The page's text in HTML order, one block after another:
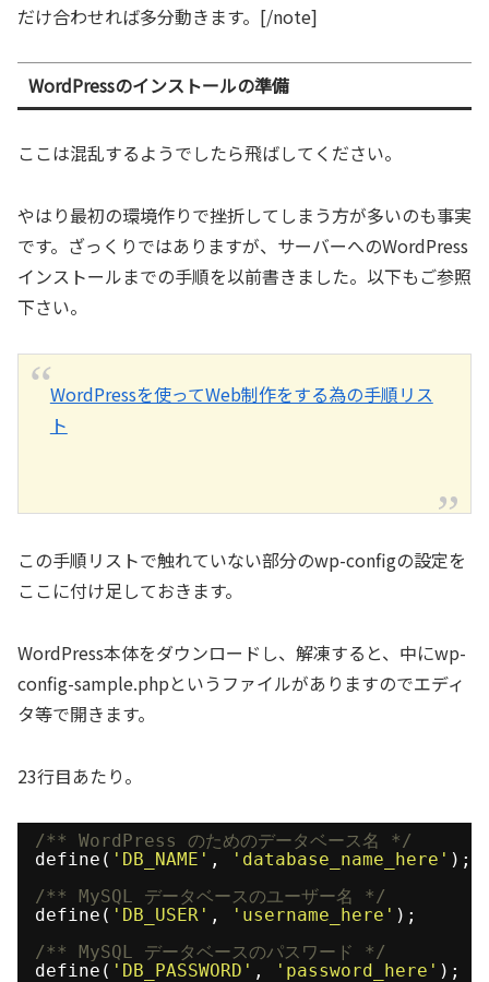
だけ合わせれば多分動きます。[/note]
WordPressのインストールの準備
ここは混乱するようでしたら飛ばしてください。
やはり最初の環境作りで挫折してしまう方が多いのも事実
です。ざっくりではありますが、サーバーへのWordPress
インストールまでの手順を以前書きました。以下もご参照
下さい。
WordPressを使ってWeb制作をする為の手順リス
ト
この手順リストで触れていない部分のwp-configの設定を
ここに付け足しておきます。
WordPress本体をダウンロードし、解凍すると、中にwp-
config-sample.phpというファイルがありますのでエディ
タ等で開きます。
23行目あたり。
/** WordPress のためのデータベース名 */
define( 'DB_NAME' , 'database_name_here' );
/** MySQL データベースのユーザー名 */
define( 'DB_USER' , 'username_here' );
/** MySQL データベースのパスワード */
define( 'DB_PASSWORD' , 'password_here' );